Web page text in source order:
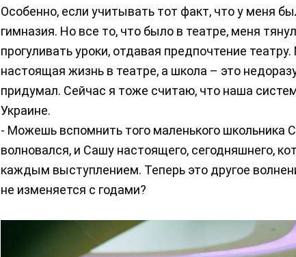
Особенно, если учитывать тот факт, что у меня
гимназия. Но все то, что было в театре, меня
прогуливать уроки, отдавая предпочтение
настоящая жизнь в театре, а школа – это
придумал. Сейчас я тоже считаю, что наша
Украине.
- Можешь вспомнить того маленького школьника
волновался, и Сашу настоящего, сегодняшнего,
каждым выступлением. Теперь это другое
не изменяется с годами?